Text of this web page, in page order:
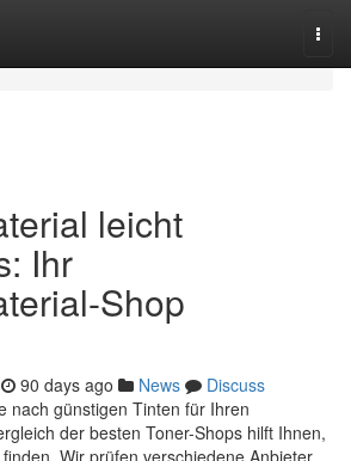
leicht
Ihr
Shop
90 days ago News
Discuss
nach günstigen Tinten für Ihren
der besten Toner-Shops hilft Ihnen,
Wir prüfen verschiedene Anbieter,